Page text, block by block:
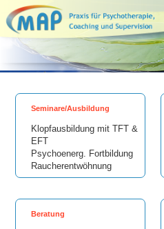
Seminare/Ausbildung
Klopfausbildung mit TFT &
EFT
Psychoenerg. Fortbildung
Raucherentwöhnung
Beratung